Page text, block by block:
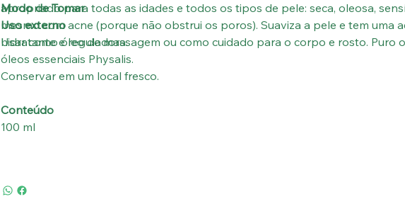
apropriado para todas as idades e todos os tipos de pele: seca, oleosa,
mesmo com acne (porque não obstrui os poros). Suaviza a pele e tem uma
hidratante e reguladora.
Modo de Tomar
Uso externo
Usar como óleo de massagem ou como cuidado para o corpo e rosto. Puro
óleos essenciais Physalis.
Conservar em um local fresco.
Conteúdo
100 ml